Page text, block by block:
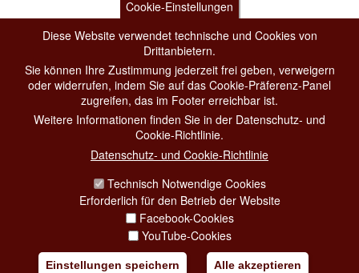
Cookie-Einstellungen
Diese Website verwendet technische und Cookies von
Drittanbietern.
Sie können Ihre Zustimmung jederzeit frei geben, verweigern
oder widerrufen, indem Sie auf das Cookie-Präferenz-Panel
zugreifen, das im Footer erreichbar ist.
Weitere Informationen finden Sie in der Datenschutz- und
Cookie-Richtlinie.
Datenschutz- und Cookie-Richtlinie
Technisch Notwendige Cookies
Erforderlich für den Betrieb der Website
Facebook-Cookies
YouTube-Cookies
Einstellungen speichern Alle akzeptieren